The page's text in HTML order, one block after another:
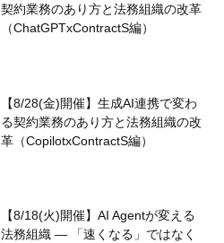
契約業務のあり方と法務組織の改革
（ChatGPTxContractS編）
【8/28(金)開催】生成AI連携で変わ
る契約業務のあり方と法務組織の改
革（CopilotxContractS編）
【8/18(火)開催】AI Agentが変える
法務組織 — 「速くなる」ではなく